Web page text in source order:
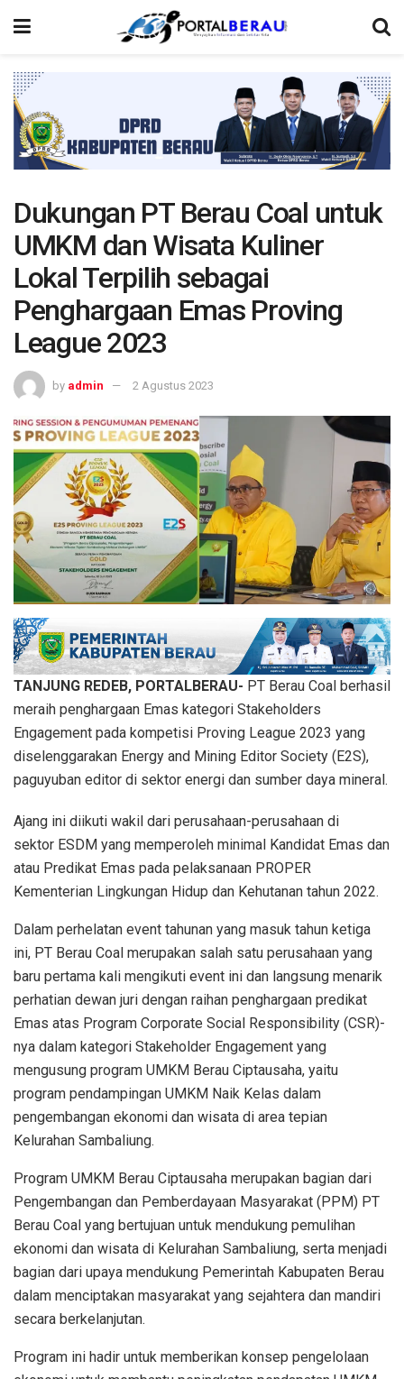
Dukungan PT Berau Coal untuk
UMKM dan Wisata Kuliner
Lokal Terpilih sebagai
Penghargaan Emas Proving
League 2023
by admin 2 Agustus 2023
TANJUNG REDEB, PORTALBERAU- PT Berau Coal berhasil
meraih penghargaan Emas kategori Stakeholders
Engagement pada kompetisi Proving League 2023 yang
diselenggarakan Energy and Mining Editor Society (E2S),
paguyuban editor di sektor energi dan sumber daya mineral.
Ajang ini diikuti wakil dari perusahaan-perusahaan di
sektor ESDM yang memperoleh minimal Kandidat Emas dan
atau Predikat Emas pada pelaksanaan PROPER
Kementerian Lingkungan Hidup dan Kehutanan tahun 2022.
Dalam perhelatan event tahunan yang masuk tahun ketiga
ini, PT Berau Coal merupakan salah satu perusahaan yang
baru pertama kali mengikuti event ini dan langsung menarik
perhatian dewan juri dengan raihan penghargaan predikat
Emas atas Program Corporate Social Responsibility (CSR)-
nya dalam kategori Stakeholder Engagement yang
mengusung program UMKM Berau Ciptausaha, yaitu
program pendampingan UMKM Naik Kelas dalam
pengembangan ekonomi dan wisata di area tepian
Kelurahan Sambaliung.
Program UMKM Berau Ciptausaha merupakan bagian dari
Pengembangan dan Pemberdayaan Masyarakat (PPM) PT
Berau Coal yang bertujuan untuk mendukung pemulihan
ekonomi dan wisata di Kelurahan Sambaliung, serta menjadi
bagian dari upaya mendukung Pemerintah Kabupaten Berau
dalam menciptakan masyarakat yang sejahtera dan mandiri
secara berkelanjutan.
Program ini hadir untuk memberikan konsep pengelolaan